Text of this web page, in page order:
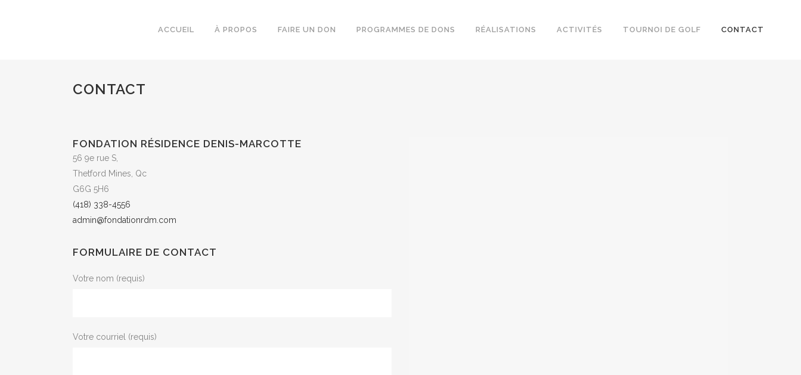
ACCUEIL À PROPOS FAIRE UN DON PROGRAMMES DE DONS RÉALISATIONS ACTIVITÉS TOURNOI DE GOLF CONTACT
CONTACT
FONDATION RÉSIDENCE DENIS-MARCOTTE
56 9e rue S,
Thetford Mines, Qc
G6G 5H6
(418) 338-4556
admin@fondationrdm.com
FORMULAIRE DE CONTACT
Votre nom (requis)
Votre courriel (requis)